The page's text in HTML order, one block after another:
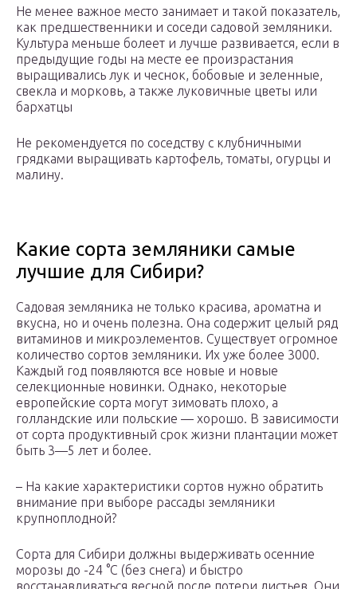
Не менее важное место занимает и такой показатель,
как предшественники и соседи садовой земляники.
Культура меньше болеет и лучше развивается, если в
предыдущие годы на месте ее произрастания
выращивались лук и чеснок, бобовые и зеленные,
свекла и морковь, а также луковичные цветы или
бархатцы
Не рекомендуется по соседству с клубничными
грядками выращивать картофель, томаты, огурцы и
малину.
Какие сорта земляники самые
лучшие для Сибири?
Садовая земляника не толь­ко красива, ароматна и
вкус­на, но и очень полезна. Она содержит целый ряд
витами­нов и микроэлементов. Суще­ствует огромное
количество сортов земляники. Их уже бо­лее 3000.
Каждый год появляются все новые и но­вые
селекционные новинки. Однако, неко­торые
европейские сорта могут зимовать плохо, а
голландские или польские — хорошо. В зависимости
от сорта про­дуктивный срок жизни плантации может
быть 3—5 лет и более.
– На какие характеристики сортов нужно обратить
внимание при выборе рассады земляники
крупноплодной?
Сорта для Сибири должны выдерживать осенние
морозы до -24 °С (без снега) и быстро
восстанавливаться весной после потери листьев. Они